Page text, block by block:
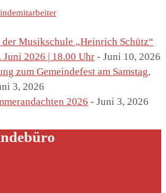
Musikschule „Heinrich Schütz“
Juni 2026 | 18.00 Uhr - Juni 10, 2026
zum Gemeindefest am Samstag,
3, 2026
2026 - Juni 3, 2026